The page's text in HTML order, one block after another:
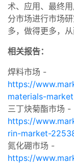
术、应用、最终
分市场进行市场
多，做得更多，
相关报告：
焊料市场 -
https://
materials-
三丁炔菊酯市场 -
https://
rin-market-
氮化硼市场 -
https://